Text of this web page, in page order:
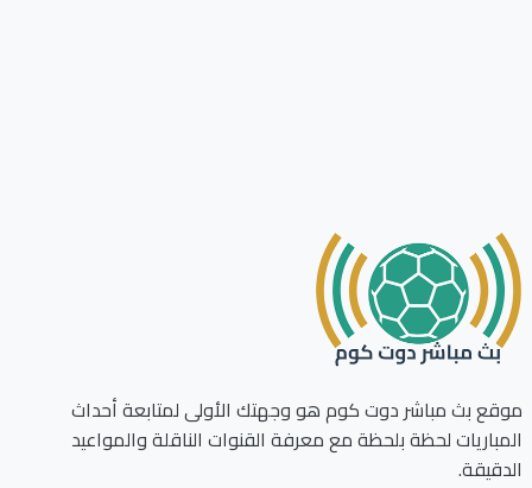
بث مباشر دوت كوم هو وجهتك الأولى لمتابعة أحداث
لحظة بلحظة مع معرفة القنوات الناقلة والمواعيد